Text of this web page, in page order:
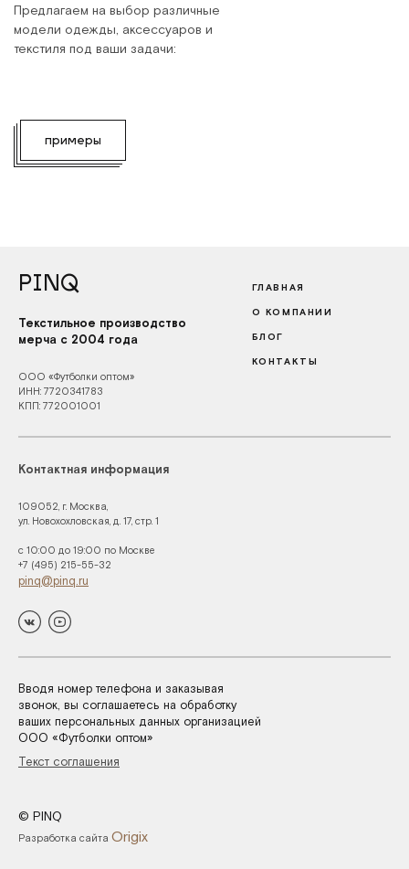
Предлагаем на выбор различные
модели одежды, аксессуаров и
текстиля под ваши задачи:
примеры
PINQ
Текстильное производство
мерча с 2004 года
ООО «Футболки оптом»
ИНН: 7720341783
КПП: 772001001
ГЛАВНАЯ
О КОМПАНИИ
БЛОГ
КОНТАКТЫ
Контактная информация
109052, г. Москва,
ул. Новохохловская, д. 17, стр. 1
с 10:00 до 19:00 по Москве
+7 (495) 215-55-32
pinq@pinq.ru
Вводя номер телефона и заказывая
звонок, вы соглашаетесь на обработку
ваших персональных данных организацией
ООО «Футболки оптом»
Текст соглашения
© PINQ
Разработка сайта Origix